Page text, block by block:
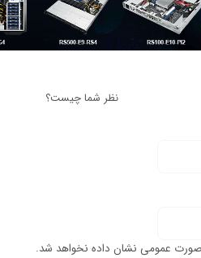
نظر شما چیست؟
عمومی نشان داده نخواهد شد.